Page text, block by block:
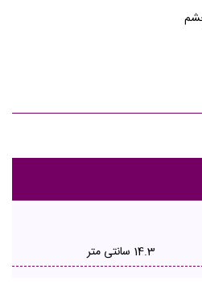
14.3 سانتی متر